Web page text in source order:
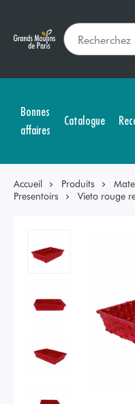
Bonnes
affaires
Catalogue
Accueil Produits
Presentoirs
Vieto rouge